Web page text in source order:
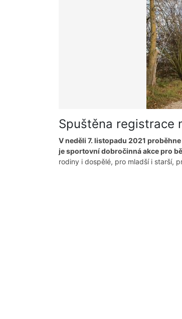
Spuštěna registrace
V neděli 7. listopadu 2021
je sportovní dobročinná akce pro
rodiny i dospělé, pro mladší i starší,